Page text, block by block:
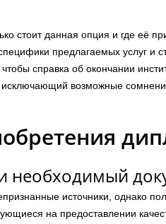
стоит данная опция и где её
предлагаемых услуг
справка об окончании
возможные
необходимый
источники, однако
на предоставлении